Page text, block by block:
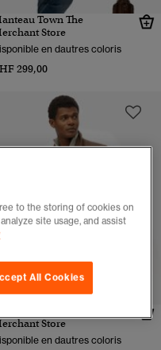
Town The
Store
en dautres coloris
299,00
Store
en dautres coloris
to the storing of cookies on
site usage, and assist
All Cookies